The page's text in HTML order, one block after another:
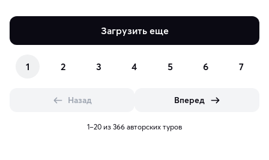
Загрузить еще
1 2 3 4 5 6 7
Назад Вперед
1–20 из 366 авторских туров